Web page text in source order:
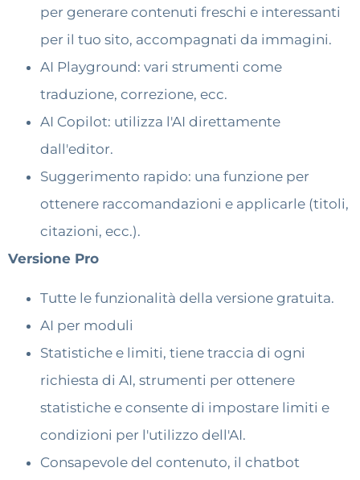
per generare contenuti freschi e interessanti
per il tuo sito, accompagnati da immagini.
AI Playground: vari strumenti come
traduzione, correzione, ecc.
AI Copilot: utilizza l'AI direttamente
dall'editor.
Suggerimento rapido: una funzione per
ottenere raccomandazioni e applicarle (titoli,
citazioni, ecc.).
Versione Pro
Tutte le funzionalità della versione gratuita.
AI per moduli
Statistiche e limiti, tiene traccia di ogni
richiesta di AI, strumenti per ottenere
statistiche e consente di impostare limiti e
condizioni per l'utilizzo dell'AI.
Consapevole del contenuto, il chatbot